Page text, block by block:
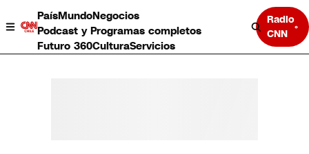
PaísMundoNegocios
Podcast y Programas completos
Futuro 360CulturaServicios
Radio
CNN